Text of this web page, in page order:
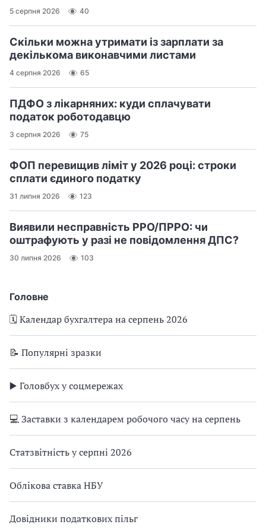
Головне
🗓️ Календар бухгалтера на серпень 2026
📝 Популярні зразки
▶️ Головбух у соцмережах
💻 Заставки з календарем робочого часу на серпень
Статзвітність у серпні 2026
Облікова ставка НБУ
Довідники податкових пільг
5 серпня 2026 40
Скільки можна утримати із зарплати за
декількома виконавчими листами
4 серпня 2026 65
ПДФО з лікарняних: куди сплачувати
податок роботодавцю
3 серпня 2026 75
ФОП перевищив ліміт у 2026 році: строки
сплати єдиного податку
31 липня 2026 123
Виявили несправність РРО/ПРРО: чи
оштрафують у разі не повідомлення ДПС?
30 липня 2026 103